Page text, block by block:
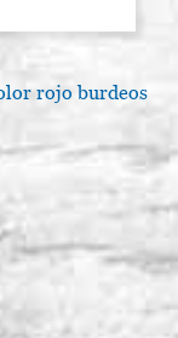
rojo burdeos